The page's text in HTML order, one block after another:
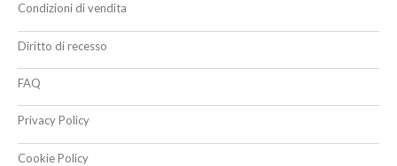
Condizioni di vendita
Diritto di recesso
FAQ
Privacy Policy
Cookie Policy